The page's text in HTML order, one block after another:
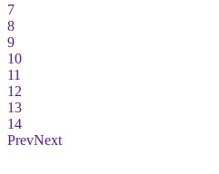
7
8
9
10
11
12
13
14
PrevNext